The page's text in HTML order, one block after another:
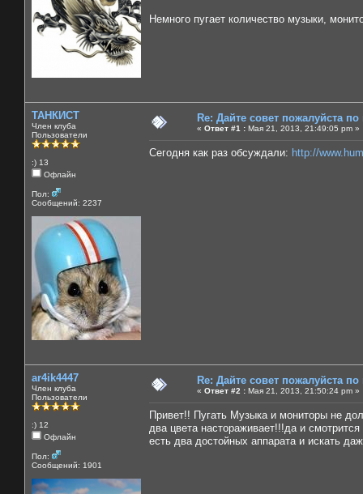
Немного пугает количество музыки,
ТАНКИСТ
Член клуба
Пользователи
:) 13
Офлайн
Пол:
Сообщений: 2237
Re: Дайте совет пожалуйста
« Ответ #1 : Мая 21, 2013, 21:49:05 pm »
Сегодня как раз обсуждали: http://
ar4ik4447
Член клуба
Пользователи
:) 12
Офлайн
Пол:
Сообщений: 1901
Re: Дайте совет пожалуйста
« Ответ #2 : Мая 21, 2013, 21:50:24 pm »
Привет!! Пугать Музыка и мониторы не
два цвета настораживает!!!да и
есть два достойных аппарата и искать